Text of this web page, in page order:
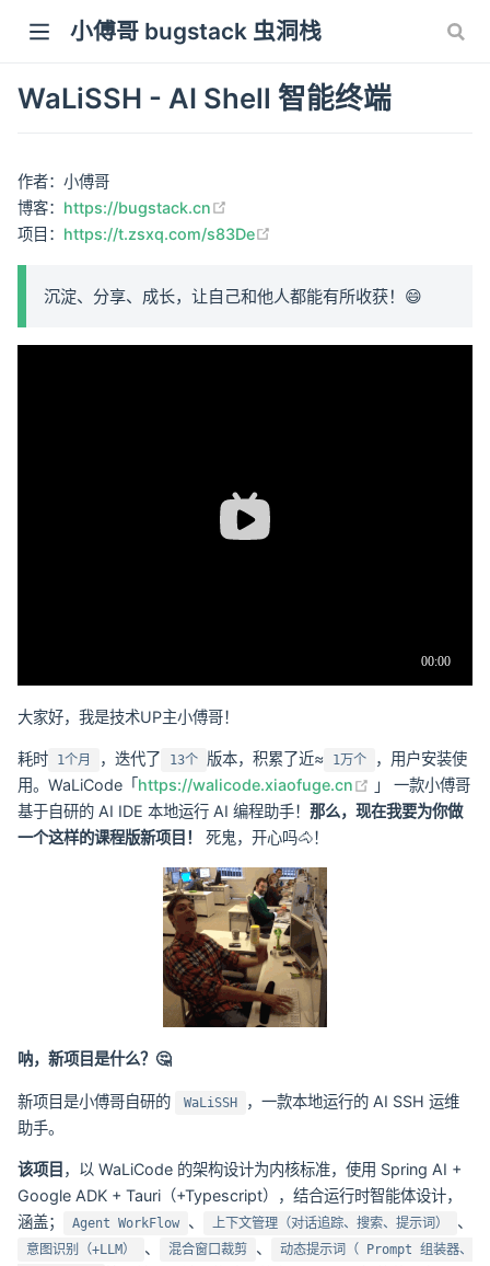
小傅哥 bugstack 虫洞栈
WaLiSSH - AI Shell 智能终端
作者：小傅哥
博客： https://bugstack.cn
项目： https://t.zsxq.com/s83De
沉淀、分享、成长，让自己和他人都能有所收获！😄
大家好，我是技术UP主小傅哥！
耗时 1个月 ，迭代了 13个 版本，积累了近≈ 1万个
，用户安装使
用。WaLiCode「 https://walicode.xiaofuge.cn (opens new
」 一款小傅哥
基于自研的 AI IDE 本地运行 AI 编程助手！ 那么，现在我要为你做
一个这样的课程版新项目！
死鬼，开心吗🐴！
呐，新项目是什么？🤔
新项目是小傅哥自研的 WaLiSSH
，一款本地运行的 AI SSH 运维
助手。
该项目 ，以 WaLiCode 的架构设计为内核标准，使用 Spring AI +
Google ADK + Tauri（+Typescript），结合运行时智能体设计，
涵盖；
Agent WorkFlow 、 上下文管理（对话追踪、搜索、提示词） 、
意图识别（+LLM） 、 混合窗口裁剪 、
动态提示词（ Prompt 组装器、